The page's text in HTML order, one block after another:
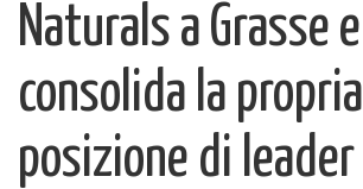
Naturals a Grasse e
consolida la propria
posizione di leader